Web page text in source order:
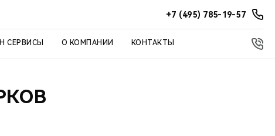
+7 (495) 785-19-57
СЕРВИСЫ О КОМПАНИИ КОНТАКТЫ